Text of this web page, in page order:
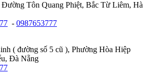
Tôn Quang Phiệt, Bắc Từ Liêm, Hà
- 0987653777
( đường số 5 cũ ), Phường Hòa Hiệp
Đà Nẵng